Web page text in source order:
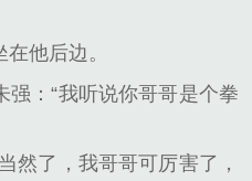
他后边。
：“我听说你哥哥是个拳
然了，我哥哥可厉害了，